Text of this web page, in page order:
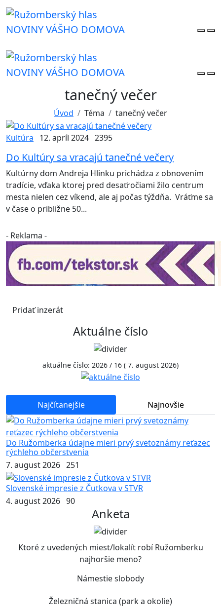
NOVINY VÁŠHO DOMOVA
NOVINY VÁŠHO DOMOVA
tanečný večer
Úvod Téma tanečný večer
Kultúra 12. apríl 2024 2395
Do Kultúry sa vracajú tanečné večery
Kultúrny dom Andreja Hlinku prichádza z obnovením
tradície, vďaka ktorej pred desaťročiami žilo centrum
mesta nielen cez víkend, ale aj počas týždňa. Vráťme sa
v čase o približne 50...
- Reklama -
Pridať inzerát
Aktuálne číslo
aktuálne číslo: 2026 / 16 ( 7. august 2026)
Najčítanejšie Najnovšie
Do Ružomberka údajne mieri prvý svetoznámy reťazec
rýchleho občerstvenia
7. august 2026 251
Slovenské impresie z Čutkova v STVR
4. august 2026 90
Anketa
Ktoré z uvedených miest/lokalít robí Ružomberku
najhoršie meno?
Námestie slobody
Železničná stanica (park a okolie)